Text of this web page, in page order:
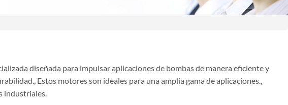
diseñada para impulsar aplicaciones de bombas de manera eficiente y
Estos motores son ideales para una amplia gama de aplicaciones.,
industriales.